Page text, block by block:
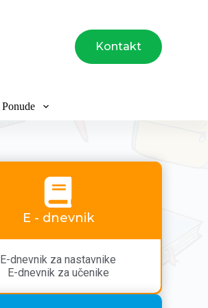
Kontakt
Ponude
E - dnevnik
E-dnevnik za nastavnike
E-dnevnik za učenike